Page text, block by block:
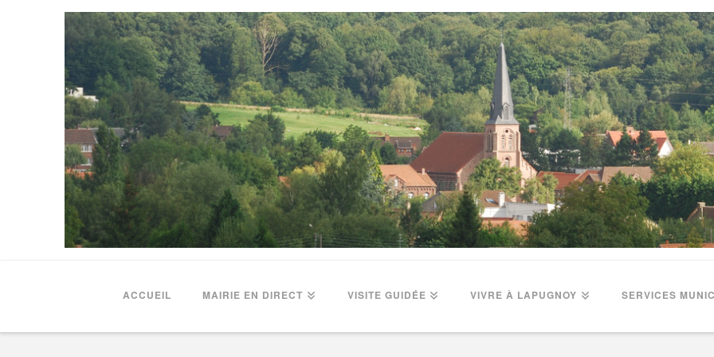
ACCUEIL MAIRIE EN DIRECT VISITE GUIDÉE VIVRE À LAPUGNOY SERVICES